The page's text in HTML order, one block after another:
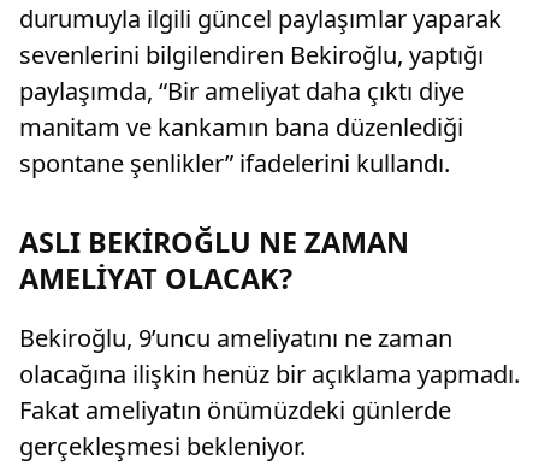
durumuyla ilgili güncel paylaşımlar yaparak
sevenlerini bilgilendiren Bekiroğlu, yaptığı
paylaşımda, “Bir ameliyat daha çıktı diye
manitam ve kankamın bana düzenlediği
spontane şenlikler” ifadelerini kullandı.
ASLI BEKİROĞLU NE ZAMAN
AMELİYAT OLACAK?
Bekiroğlu, 9’uncu ameliyatını ne zaman
olacağına ilişkin henüz bir açıklama yapmadı.
Fakat ameliyatın önümüzdeki günlerde
gerçekleşmesi bekleniyor.